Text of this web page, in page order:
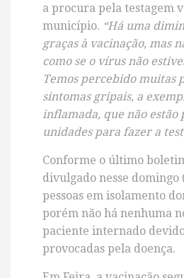
a procura pela testagem
município. “Há uma
graças à vacinação, mas
como se o vírus não
Temos percebido muitas
sintomas gripais, a
inflamada, que não estão
unidades para fazer a
Conforme o último
divulgado nesse domingo
pessoas em isolamento
porém não há nenhuma
paciente internado
provocadas pela doença.